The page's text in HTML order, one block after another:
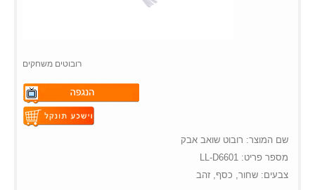
רובוטים משחקים
Warning : Undefined variable
$vii_demo_video_text in
שם המוצר: רובוט שואב אבק
מספר פריט:LL-D6601
צבעים: שחור, כסף, זהב